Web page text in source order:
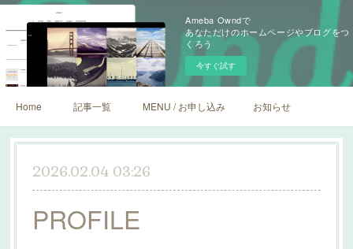
Ameba Owndで
あなただけのホームページやブログをつ
くろう
今すぐ試す
Home 記事一覧 MENU / お申し込み お知らせ
2026.02.04 03:26
PROFILE